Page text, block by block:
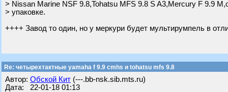
> Nissan Marine NSF 9.8,Tohatsu MFS 9.8 S A3,Mercury F 9.9
> упаковке.
++++ Завод то один, но у меркури будет мультирумпель в
Re: четырехтактные yamaha f 9.9 cmhs и tohatsu mfs 9.8
Автор: Обской Кит (---.bb-nsk.sib.mts.ru)
Дата: 22-01-18 01:13